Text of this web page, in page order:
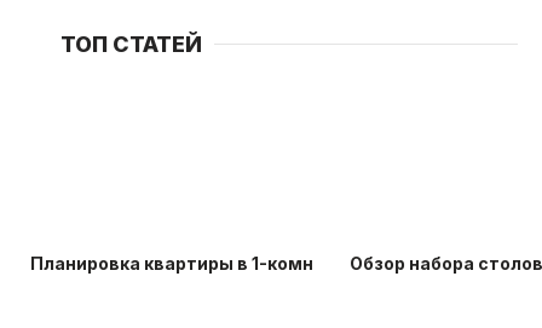
ТОП СТАТЕЙ
Планировка квартиры в 1-комнатной хрущевке: идеи
Обзор набора